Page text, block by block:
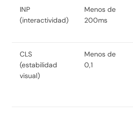
INP
(interactividad)
Menos de
200ms
CLS
(estabilidad
visual)
Menos de
0,1